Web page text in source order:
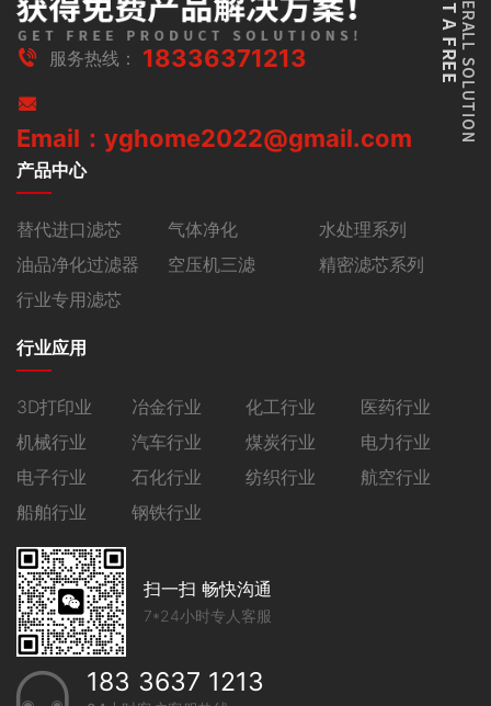
服务热线： 18336371213
Email：yghome2022@gmail.com
产品中心
替代进口滤芯 气体净化
水处理系列
油品净化过滤器
空压机三滤
精密滤芯系列
行业专用滤芯
行业应用
3D打印业 冶金行业 化工行业
医药行业
机械行业
汽车行业 煤炭行业
电力行业
电子行业
石化行业 纺织行业
航空行业
船舶行业
钢铁行业
扫一扫 畅快沟通
7*24小时专人客服
183 3637 1213